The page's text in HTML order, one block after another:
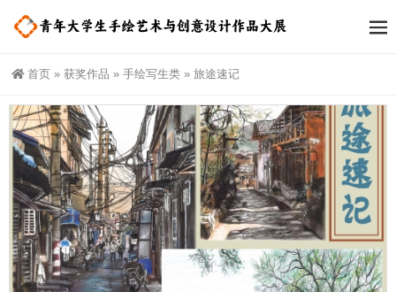
首页 » 获奖作品 » 手绘写生类 » 旅途速记